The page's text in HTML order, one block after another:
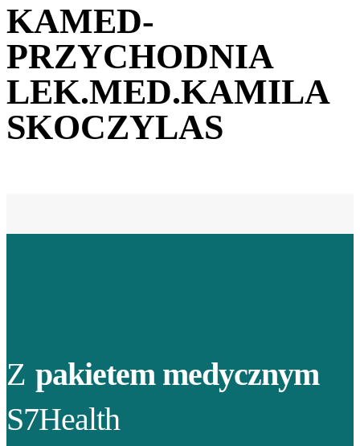
KAMED-
PRZYCHODNIA
LEK.MED.KAMILA
SKOCZYLAS
Z pakietem medycznym
S7Health